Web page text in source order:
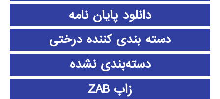
دانلود پايان نامه
دسته بندی کننده درختی
دسته‌بندی نشده
زاب ZAB